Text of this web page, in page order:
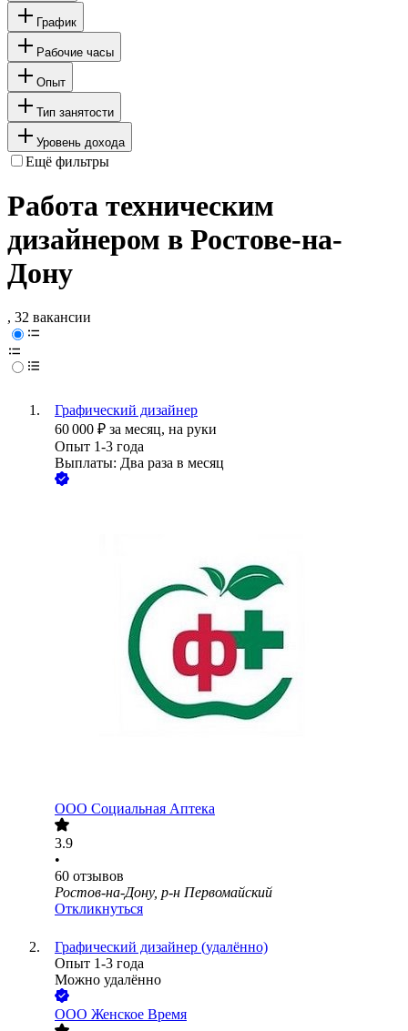
График
Рабочие часы
Опыт
Тип занятости
Уровень дохода
Ещё фильтры
Работа техническим
дизайнером в Ростове-на-
Дону
, 32 вакансии
Графический дизайнер
60 000 ₽ за месяц, на руки
Опыт 1-3 года
Выплаты: Два раза в месяц
ООО Социальная Аптека
3.9
•
60 отзывов
Ростов-на-Дону, р-н Первомайский
Откликнуться
Графический дизайнер (удалённо)
Опыт 1-3 года
Можно удалённо
ООО Женское Время